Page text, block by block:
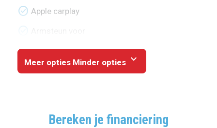
check_circle Apple carplay
Meer opties Minder opties expand_more
Bereken je financiering